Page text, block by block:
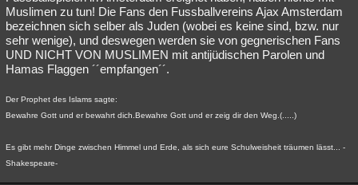
Muslimen zu tun! Die Fans den Fussballvereins Ajax Amsterdam
bezeichnen sich selber als Juden (wobei es keine sind, bzw. nur
sehr wenige), und deswegen werden sie von gegnerischen Fans
UND NICHT VON MUSLIMEN mit antijüdischen Parolen und
Hamas Flaggen ´´empfangen´´.
Der Prophet des Islams sagte:
Bewahre Gott und er bewahrt dich.Bewahre Gott und er zeig dir den Weg.(.....)
Es gibt mehr Dinge zwischen Himmel und Erde, als sich eure Schulweisheit träumen lässt... -
Shakespeare-